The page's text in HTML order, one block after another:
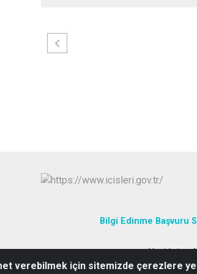
Bilgi Edinme Başvuru
Yenidoğan
verebilmek için sitemizde çerezlere